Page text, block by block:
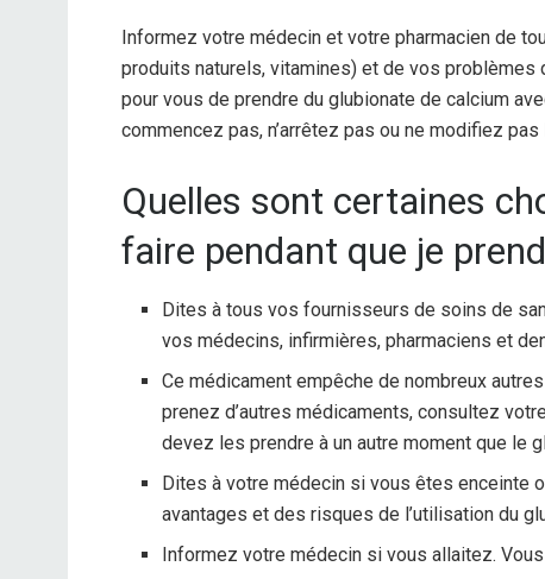
Informez votre médecin et votre pharmacien de
produits naturels, vitamines) et de vos problèmes
pour vous de prendre du glubionate de calcium
commencez pas, n’arrêtez pas ou ne modifiez
Quelles sont certaines
faire pendant que je
Dites à tous vos fournisseurs de soins de
vos médecins, infirmières, pharmaciens et
Ce médicament empêche de nombreux
prenez d’autres médicaments, consultez
devez les prendre à un autre moment que le
Dites à votre médecin si vous êtes enceinte
avantages et des risques de l’utilisation du
Informez votre médecin si vous allaitez.